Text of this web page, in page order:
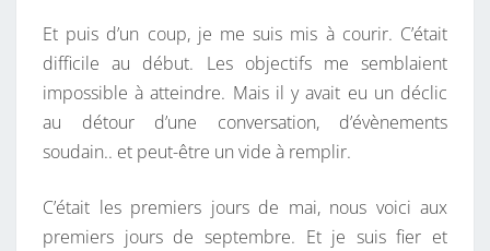
Et puis d’un coup, je me suis mis à courir. C’était
difficile au début. Les objectifs me semblaient
impossible à atteindre. Mais il y avait eu un déclic
au détour d’une conversation, d’évènements
soudain.. et peut-être un vide à remplir.
C’était les premiers jours de mai, nous voici aux
premiers jours de septembre. Et je suis fier et